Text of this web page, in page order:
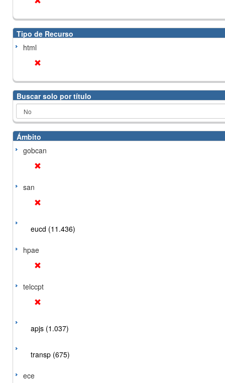
Tipo de Recurso
html
Buscar solo por título
Ámbito
gobcan
san
eucd (11.436)
hpae
telccpt
apjs (1.037)
transp (675)
ece